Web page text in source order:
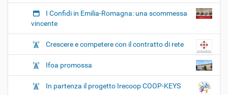
I Confidi in Emilia-Romagna: una scommessa
vincente
Crescere e competere con il contratto di rete
Ifoa promossa
In partenza il progetto Irecoop COOP-KEYS